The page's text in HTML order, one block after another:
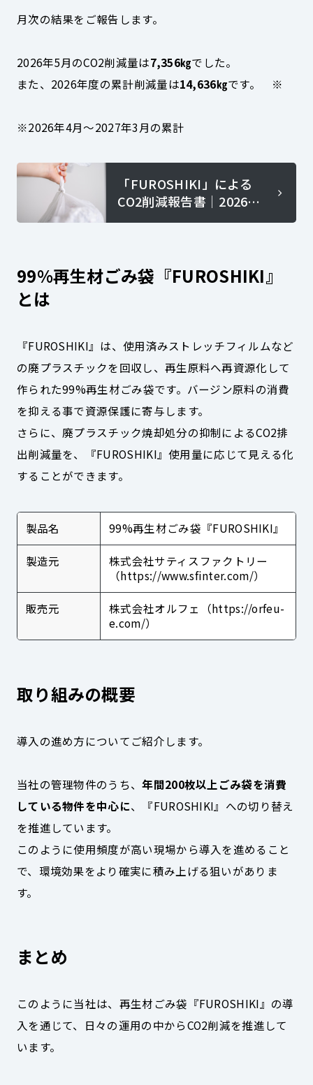
月次の結果をご報告します。
2026年5月のCO2削減量は7,356㎏でした。
また、2026年度の累計削減量は14,636㎏です。 ※
※2026年4月～2027年3月の累計
「FUROSHIKI」による
CO2削減報告書│2026年
5月度はこちら
99%再生材ごみ袋『FUROSHIKI』
とは
『FUROSHIKI』は、使用済みストレッチフィルムなど
の廃プラスチックを回収し、再生原料へ再資源化して
作られた99%再生材ごみ袋です。バージン原料の消費
を抑える事で資源保護に寄与します。
さらに、廃プラスチック焼却処分の抑制によるCO2排
出削減量を、『FUROSHIKI』使用量に応じて見える化
することができます。
製品名 99%再生材ごみ袋『FUROSHIKI』
製造元
株式会社サティスファクトリー
（https://www.sfinter.com/）
販売元
株式会社オルフェ（https://orfeu-
e.com/）
取り組みの概要
導入の進め方についてご紹介します。
当社の管理物件のうち、年間200枚以上ごみ袋を消費
している物件を中心に、『FUROSHIKI』への切り替え
を推進しています。
このように使用頻度が高い現場から導入を進めること
で、環境効果をより確実に積み上げる狙いがありま
す。
まとめ
このように当社は、再生材ごみ袋『FUROSHIKI』の導
入を通じて、日々の運用の中からCO2削減を推進して
います。